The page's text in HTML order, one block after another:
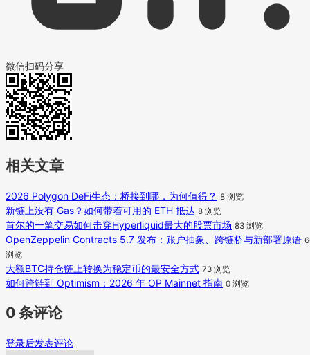
微信扫码分享
相关文章
2026 Polygon DeFi生态：桥接到哪，为何值得？ 8 浏览
新链上没有 Gas？如何带着可用的 ETH 抵达 8 浏览
首尔的一笔交易如何击穿Hyperliquid最大的股票市场 83 浏览
OpenZeppelin Contracts 5.7 发布：账户抽象、跨链桥与新部署原语
浏览
大额BTC持仓链上转换为稳定币的最安全方式 73 浏览
如何跨链到 Optimism：2026 年 OP Mainnet 指南 0 浏览
0 条评论
登录后发表评论